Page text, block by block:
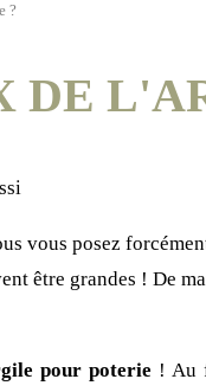
?
DE
vous posez
être grandes ! De
pour poterie ! Au